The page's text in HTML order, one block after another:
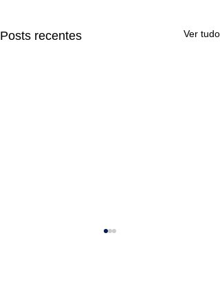
Posts recentes Ver tudo